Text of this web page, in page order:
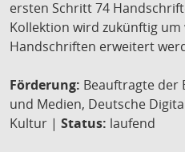
ersten Schritt 74
Kollektion wird zukünftig
Handschriften erweitert
Förderung: Beauftragte der
und Medien, Deutsche
Kultur | Status: laufend